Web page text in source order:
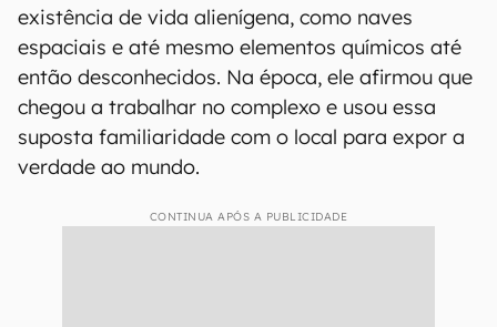
existência de vida alienígena, como naves
espaciais e até mesmo elementos químicos até
então desconhecidos. Na época, ele afirmou que
chegou a trabalhar no complexo e usou essa
suposta familiaridade com o local para expor a
verdade ao mundo.
CONTINUA APÓS A PUBLICIDADE